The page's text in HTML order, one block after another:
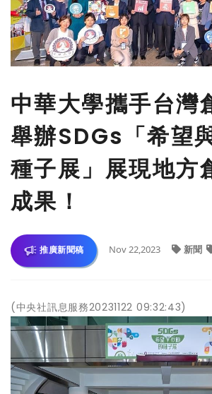
中華大學攜手台灣
舉辦SDGs「希望
種子展」展現地方
成果！
推廣新聞稿 Nov 22,2023 新聞
(中央社訊息服務20231122 09:32:43)